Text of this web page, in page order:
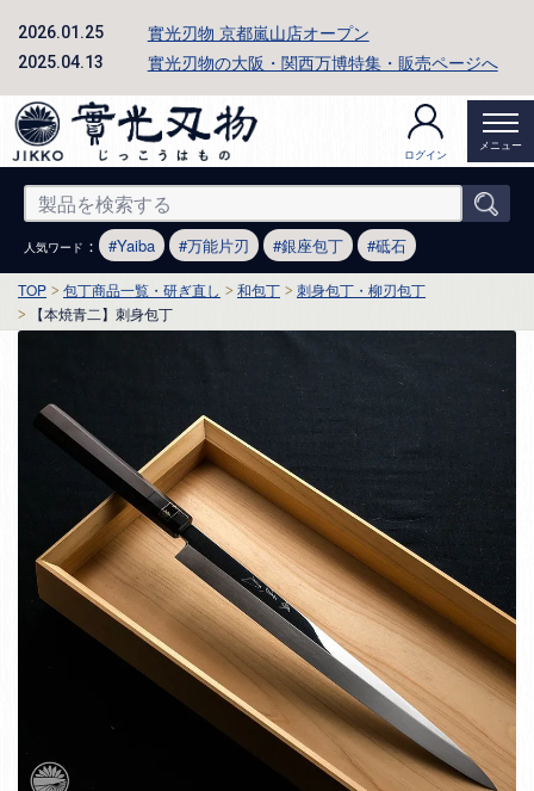
2026.01.25 實光刃物 京都嵐山店オープン
2025.04.13 實光刃物の大阪・関西万博特集・販売ページへ
ログイン
メニュー
人気ワード ： Yaiba 万能片刃 銀座包丁 砥石
TOP 包丁商品一覧・研ぎ直し 和包丁
刺身包丁・柳刃包丁
【本焼青二】刺身包丁